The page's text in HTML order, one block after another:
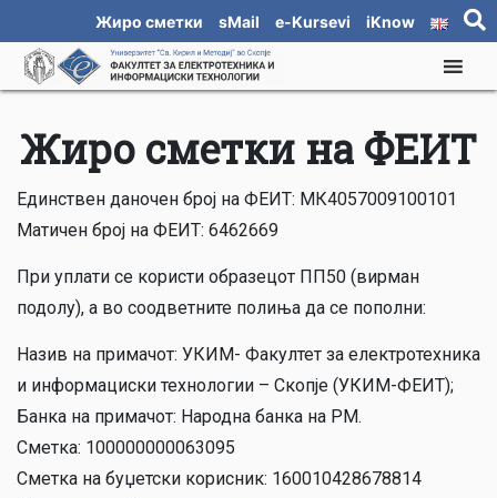
Жиро сметки sMail e-Kursevi iKnow
Жиро сметки на ФЕИТ
Единствен даночен број на ФЕИТ: МК4057009100101
Матичен број на ФЕИТ: 6462669
При уплати се користи образецот ПП50 (вирман
подолу), а во соодветните полиња да се пополни:
Назив на примачот: УКИМ- Факултет за електротехника
и информациски технологии – Скопје (УКИМ-ФЕИТ);
Банка на примачот: Народна банка на РМ.
Сметка: 100000000063095
Сметка на буџетски корисник: 160010428678814